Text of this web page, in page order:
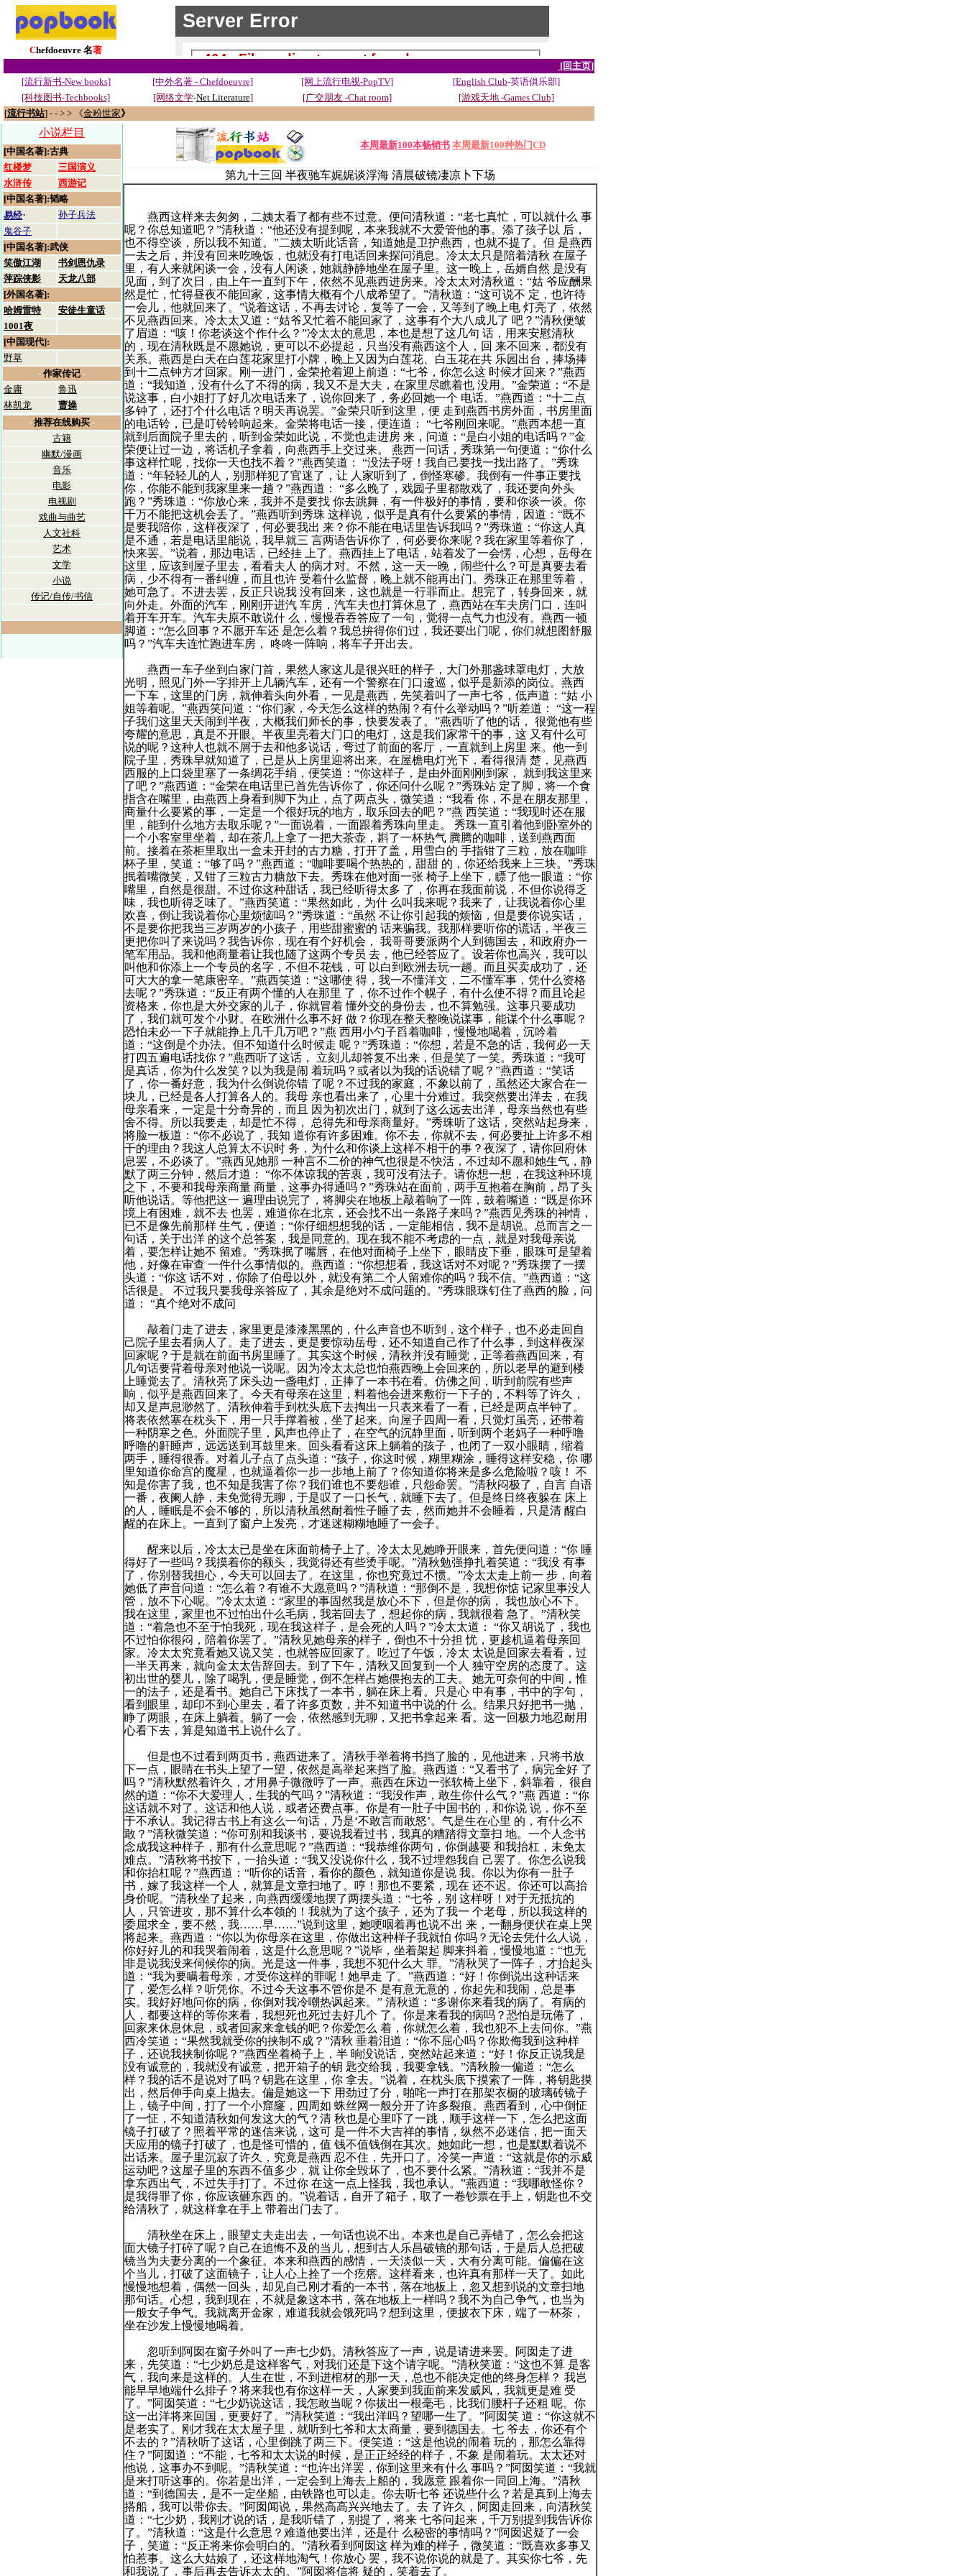
Chefdoeuvre 名著
[回主页]
[流行新书-New books]
[中外名著 - Chefdoeuvre] [网上流行电视-PopTV] [English Club-英语俱乐部]
[科技图书-Techbooks]
[网络文学-Net Literature] [广交朋友 -Chat room]
[游戏天地 -Games Club]
[流行书站] - - > > 《金粉世家》
小说栏目
[中国名著]:古典
红楼梦
三国演义
水浒传
西游记
[中国名著]:韬略
易经·
孙子兵法
鬼谷子
[中国名著]:武侠
笑傲江湖
书剑恩仇录
萍踪侠影
天龙八部
[外国名著]:
哈姆雷特
安徒生童话
1001夜
[中国现代]:
野草
- 作家传记 -
金庸
鲁迅
林凯龙
曹操
- 推荐在线购买 -
古籍
幽默/漫画
音乐
电影
电视剧
戏曲与曲艺
人文社科
艺术
文学
小说
传记/自传/书信
本周最新100本畅销书 本周最新100种热门CD
第九十三回 半夜驰车娓娓谈浮海 清晨破镜凄凉卜下场
燕西这样来去匆匆，二姨太看了都有些不过意。便问清秋道：“老七真忙，可以就什么 事
呢？你总知道吧？”清秋道：“他还没有提到呢，本来我就不大爱管他的事。添了孩子以 后，
也不得空谈，所以我不知道。”二姨太听此话音，知道她是卫护燕西，也就不提了。但 是燕西
一去之后，并没有回来吃晚饭，也就没有打电话回来探问消息。冷太太只是陪着清秋 在屋子
里，有人来就闲谈一会，没有人闲谈，她就静静地坐在屋子里。这一晚上，岳婿自然 是没有
见面，到了次日，由上午一直到下午，依然不见燕西进房来。冷太太对清秋道：“姑 爷应酬果
然是忙，忙得昼夜不能回家，这事情大概有个八成希望了。”清秋道：“这可说不 定，也许待
一会儿，他就回来了。”说着这话，不再去讨论，复等了一会，又等到了晚上电 灯亮了，依然
不见燕西回来。冷太太又道：“姑爷又忙着不能回家了，这事有个大八成儿了 吧？”清秋便皱
了眉道：“咳！你老谈这个作什么？”冷太太的意思，本也是想了这几句 话，用来安慰清秋
的，现在清秋既是不愿她说，更可以不必提起，只当没有燕西这个人，回 来不回来，都没有
关系。燕西是白天在白莲花家里打小牌，晚上又因为白莲花、白玉花在共 乐园出台，捧场捧
到十二点钟方才回家。刚一进门，金荣抢着迎上前道：“七爷，你怎么这 时候才回来？”燕西
道：“我知道，没有什么了不得的病，我又不是大夫，在家里尽瞧着也 没用。”金荣道：“不是
说这事，白小姐打了好几次电话来了，说你回来了，务必回她一个 电话。”燕西道：“十二点
多钟了，还打个什么电话？明天再说罢。”金荣只听到这里，便 走到燕西书房外面，书房里面
的电话铃，已是叮铃铃响起来。金荣将电话一接，便连道： “七爷刚回来呢。”燕西本想一直
就到后面院子里去的，听到金荣如此说，不觉也走进房 来，问道：“是白小姐的电话吗？”金
荣便让过一边，将话机子拿着，向燕西手上交过来。 燕西一问话，秀珠第一句便道：“你什么
事这样忙呢，找你一天也找不着？”燕西笑道： “没法子呀！我自己要找一找出路了。”秀珠
道：“年轻轻儿的人，别那样犯了官迷了，让 人家听到了，倒怪寒碜。我倒有一件事正要找
你，你能不能到我家里来一趟？”燕西道： “多么晚了，戏园子里都散戏了，我还要向外头
跑？”秀珠道：“你放心来，我并不是要找 你去跳舞，有一件极好的事情，要和你谈一谈。你
千万不能把这机会丢了。”燕西听到秀珠 这样说，似乎是真有什么要紧的事情，因道：“既不
是要我陪你，这样夜深了，何必要我出 来？你不能在电话里告诉我吗？”秀珠道：“你这人真
是不通，若是电话里能说，我早就三 言两语告诉你了，何必要你来呢？我在家里等着你了，
快来罢。”说着，那边电话，已经挂 上了。燕西挂上了电话，站着发了一会愣，心想，岳母在
这里，应该到屋子里去，看看夫人 的病才对。不然，这一天一晚，闹些什么？可是真要去看
病，少不得有一番纠缠，而且也许 受着什么监督，晚上就不能再出门。秀珠正在那里等着，
她可急了。不进去罢，反正只说我 没有回来，这也就是一行罪而止。想完了，转身回来，就
向外走。外面的汽车，刚刚开进汽 车房，汽车夫也打算休息了，燕西站在车夫房门口，连叫
着开车开车。汽车夫原不敢说什 么，慢慢吞吞答应了一句，觉得一点气力也没有。燕西一顿
脚道：“怎么回事？不愿开车还 是怎么着？我总拚得你们过，我还要出门呢，你们就想图舒服
吗？”汽车夫连忙跑进车房， 咚咚一阵响，将车子开出去。
燕西一车子坐到白家门首，果然人家这儿是很兴旺的样子，大门外那盏球罩电灯，大放
光明，照见门外一字排开上几辆汽车，还有一个警察在门口逡巡，似乎是新添的岗位。燕西
一下车，这里的门房，就伸着头向外看，一见是燕西，先笑着叫了一声七爷，低声道：“姑 小
姐等着呢。”燕西笑问道：“你们家，今天怎么这样的热闹？有什么举动吗？”听差道： “这一程
子我们这里天天闹到半夜，大概我们师长的事，快要发表了。”燕西听了他的话， 很觉他有些
夸耀的意思，真是不开眼。半夜里亮着大门口的电灯，这是我们家常干的事，这 又有什么可
说的呢？这种人也就不屑于去和他多说话，弯过了前面的客厅，一直就到上房里 来。他一到
院子里，秀珠早就知道了，已是从上房里迎将出来。在屋檐电灯光下，看得很清 楚，见燕西
西服的上口袋里塞了一条绸花手绢，便笑道：“你这样子，是由外面刚刚到家， 就到我这里来
了吧？”燕西道：“金荣在电话里已首先告诉你了，你还问什么呢？”秀珠站 定了脚，将一个食
指含在嘴里，由燕西上身看到脚下为止，点了两点头，微笑道：“我看 你，不是在朋友那里，
商量什么要紧的事，一定是一个很好玩的地方，取乐回去的吧？”燕 西笑道：“我现时还在服
里，能到什么地方去取乐呢？”一面说着，一面跟着秀珠向里走。 秀珠一直引着他到卧室外的
一个小客室里坐着，却在茶几上拿了一把大茶壶，斟了一杯热气 腾腾的咖啡，送到燕西面
前。接着在茶柜里取出一盒未开封的古力糖，打开了盖，用雪白的 手指钳了三粒，放在咖啡
杯子里，笑道：“够了吗？”燕西道：“咖啡要喝个热热的，甜甜 的，你还给我来上三块。”秀珠
抿着嘴微笑，又钳了三粒古力糖放下去。秀珠在他对面一张 椅子上坐下，瞟了他一眼道：“你
嘴里，自然是很甜。不过你这种甜话，我已经听得太多 了，你再在我面前说，不但你说得乏
味，我也听得乏味了。”燕西笑道：“果然如此，为什 么叫我来呢？我来了，让我说着你心里
欢喜，倒让我说着你心里烦恼吗？”秀珠道：“虽然 不让你引起我的烦恼，但是要你说实话，
不是要你把我当三岁两岁的小孩子，用些甜蜜蜜的 话来骗我。我那样要听你的谎话，半夜三
更把你叫了来说吗？我告诉你，现在有个好机会， 我哥哥要派两个人到德国去，和政府办一
笔军用品。我和他商量着让我也随了这两个专员 去，他已经答应了。设若你也高兴，我可以
叫他和你添上一个专员的名字，不但不花钱，可 以白到欧洲去玩一趟。而且买卖成功了，还
可大大的拿一笔康密辛。”燕西笑道：“这哪使 得，我一不懂洋文，二不懂军事，凭什么资格
去呢？”秀珠道：“反正有两个懂的人在那里 了，你不过作个幌子，有什么使不得？而且论起
资格来，你也是大外交家的儿子，你就冒着 懂外交的身份去，也不算勉强。这事只要成功
了，我们就可发个小财。在欧洲什么事不好 做？你现在整天整晚说谋事，能谋个什么事呢？
恐怕未必一下子就能挣上几千几万吧？”燕 西用小勺子舀着咖啡，慢慢地喝着，沉吟着
道：“这倒是个办法。但不知道什么时候走 呢？”秀珠道：“你想，若是不急的话，我何必一天
打四五遍电话找你？”燕西听了这话， 立刻儿却答复不出来，但是笑了一笑。秀珠道：“我可
是真话，你为什么发笑？以为我是闹 着玩吗？或者以为我的话说错了呢？”燕西道：“笑话
了，你一番好意，我为什么倒说你错 了呢？不过我的家庭，不象以前了，虽然还大家合在一
块儿，已经是各人打算各人的。我母 亲也看出来了，心里十分难过。我突然要出洋去，在我
母亲看来，一定是十分奇异的，而且 因为初次出门，就到了这么远去出洋，母亲当然也有些
舍不得。所以我要走，却是忙不得， 总得先和母亲商量好。”秀珠听了这话，突然站起身来，
将脸一板道：“你不必说了，我知 道你有许多困难。你不去，你就不去，何必要扯上许多不相
干的理由？我这人总算太不识时 务，为什么和你谈上这样不相干的事？夜深了，请你回府休
息罢，不必谈了。”燕西见她那 一种言不二价的神气也很是不快活，不过却不愿和她生气，静
默了两三分钟，然后才道： “你不体谅我的苦衷，我可没有法子。请你想一想，在我这种环境
之下，不要和我母亲商量 商量，这事办得通吗？”秀珠站在面前，两手互抱着在胸前，昂了头
听他说话。等他把这一 遍理由说完了，将脚尖在地板上敲着响了一阵，鼓着嘴道：“既是你环
境上有困难，就不去 也罢，难道你在北京，还会找不出一条路子来吗？”燕西见秀珠的神情，
已不是像先前那样 生气，便道：“你仔细想想我的话，一定能相信，我不是胡说。总而言之一
句话，关于出洋 的这个总答案，我是同意的。现在我不能不考虑的一点，就是对我母亲说
着，要怎样让她不 留难。”秀珠抿了嘴唇，在他对面椅子上坐下，眼睛皮下垂，眼珠可是望着
他，好像在审查 一件什么事情似的。燕西道：“你想想看，我这话对不对呢？”秀珠摆了一摆
头道：“你这 话不对，你除了伯母以外，就没有第二个人留难你的吗？我不信。”燕西道：“这
话很是。 不过我只要我母亲答应了，其余是绝对不成问题的。”秀珠眼珠钉住了燕西的脸，问
道： “真个绝对不成问
敲着门走了进去，家里更是漆漆黑黑的，什么声音也不听到，这个样子，也不必走回自
己院子里去看病人了。走了进去，更是要惊动岳母，还不知道自己作了什么事，到这样夜深
回家呢？于是就在前面书房里睡了。其实这个时候，清秋并没有睡觉，正等着燕西回来，有
几句话要背着母亲对他说一说呢。因为冷太太总也怕燕西晚上会回来的，所以老早的避到楼
上睡觉去了。清秋亮了床头边一盏电灯，正捧了一本书在看。仿佛之间，听到前院有些声
响，似乎是燕西回来了。今天有母亲在这里，料着他会进来敷衍一下子的，不料等了许久，
却又是声息渺然了。清秋伸着手到枕头底下去掏出一只表来看了一看，已经是两点半钟了。
将表依然塞在枕头下，用一只手撑着被，坐了起来。向屋子四周一看，只觉灯虽亮，还带着
一种阴寒之色。外面院子里，风声也停止了，在空气的沉静里面，听到两个老妈子一种呼噜
呼噜的鼾睡声，远远送到耳鼓里来。回头看看这床上躺着的孩子，也闭了一双小眼睛，缩着
两手，睡得很香。对着儿子点了点头道：“孩子，你这时候，糊里糊涂，睡得这样安稳，你 哪
里知道你命宫的魔星，也就逼着你一步一步地上前了？你知道你将来是多么危险啦？咳！ 不
知是你害了我，也不知是我害了你？我们谁也不要怨谁，只怨命罢。”清秋闷极了，自言 自语
一番，夜阑人静，未免觉得无聊，于是叹了一口长气，就睡下去了。但是终日终夜躲在 床上
的人，睡眠是不会不够的，所以清秋虽然耐着性子睡了去，然而她并不会睡着，只是清 醒白
醒的在床上。一直到了窗户上发亮，才迷迷糊糊地睡了一会子。
醒来以后，冷太太已是坐在床面前椅子上了。冷太太见她睁开眼来，首先便问道：“你 睡
得好了一些吗？我摸着你的额头，我觉得还有些烫手呢。”清秋勉强挣扎着笑道：“我没 有事
了，你别替我担心，今天可以回去了。在这里，你也究竟过不惯。”冷太太走上前一 步，向着
她低了声音问道：“怎么着？有谁不大愿意吗？”清秋道：“那倒不是，我想你惦 记家里事没人
管，放不下心呢。”冷太太道：“家里的事固然我是放心不下，但是你的病， 我也放心不下。
我在这里，家里也不过怕出什么毛病，我若回去了，想起你的病，我就很着 急了。”清秋笑
道：“着急也不至于怕我死，现在我这样子，是会死的人吗？”冷太太道： “你又胡说了，我也
不过怕你很闷，陪着你罢了。”清秋见她母亲的样子，倒也不十分担 忧，更趁机逼着母亲回
家。冷太太究竟看她又说又笑，也就答应回家了。吃过了午饭，冷太 太说是回家去看看，过
一半天再来，就向金太太告辞回去。到了下午，清秋又回复到一个人 独守空房的态度了。这
初出世的婴儿，除了喝乳，便是睡觉，倒不怎样占她偎抱去的工夫。 她无可奈何的中间，惟
一的法子，还是看书。她自己下床找了一本书，躺在床上看。只是心 中有事，书中的字句，
看到眼里，却印不到心里去，看了许多页数，并不知道书中说的什 么。结果只好把书一抛，
睁了两眼，在床上躺着。躺了一会，依然感到无聊，又把书拿起来 看。这一回极力地忍耐用
心看下去，算是知道书上说什么了。
但是也不过看到两页书，燕西进来了。清秋手举着将书挡了脸的，见他进来，只将书放
下一点，眼睛在书头上望了一望，依然是高举起来挡了脸。燕西道：“又看书了，病完全好 了
吗？”清秋默然着许久，才用鼻子微微哼了一声。燕西在床边一张软椅上坐下，斜靠着， 很自
然的道：“你不大爱理人，生我的气吗？”清秋道：“我没作声，敢生你什么气？”燕 西道：“你
这话就不对了。这话和他人说，或者还费点事。你是有一肚子中国书的，和你说 说，你不至
于不承认。我记得古书上有这么一句话，乃是‘不敢言而敢怒’。气是生在心里 的，有什么不
敢？”清秋微笑道：“你可别和我谈书，要说我看过书，我真的糟踏得文章扫 地。一个人念书
念成我这种样子，那有什么意思呢？”燕西道：“我恭维你两句，你倒越要 和我抬杠，未免太
难点。”清秋将书按下，一抬头道：“我又没说你什么，我不过埋怨我自 己罢了。你怎么说我
和你抬杠呢？”燕西道：“听你的话音，看你的颜色，就知道你是说 我。你以为你有一肚子
书，嫁了我这样一个人，就算是文章扫地了。哼！那也不要紧，现在 还不迟。你还可以高抬
身价呢。”清秋坐了起来，向燕西缓缓地摆了两摆头道：“七爷，别 这样呀！对于无抵抗的
人，只管进攻，那不算什么本领的！我就为了这个孩子，还为了我一 个老母，所以我这样的
委屈求全，要不然，我……早……”说到这里，她哽咽着再也说不出 来，一翻身便伏在桌上哭
将起来。燕西道：“你以为你母亲在这里，你做出这种样子我就怕 你吗？无论去凭什么人说，
你好好儿的和我哭着闹着，这是什么意思呢？”说毕，坐着架起 脚来抖着，慢慢地道：“也无
非是说我没来伺候你的病。光是这一件事，我想不犯什么大 罪。”清秋哭了一阵子，才抬起头
道：“我为要瞒着母亲，才受你这样的罪呢！她早走 了。”燕西道：“好！你倒说出这种话来
了，爱怎么样？听凭你。不过今天这事不管你是不 是有意无意的，你起先和我闹，总是事
实。我好好地问你的病，你倒对我冷嘲热讽起来。” 清秋道：“多谢你来看我的病了。有病的
人，都要这样的等你来看，我想死也死过去好几个 了。你是来看我的病吗？恐怕是玩倦了，
回家来休息休息，或者回家来拿钱的吧？你爱怎么 着，你就怎么着，我也犯不上去问你。”燕
西冷笑道：“果然我就受你的挟制不成？”清秋 垂着泪道：“你不屈心吗？你欺侮我到这种样
子，还说我挟制你呢？”燕西坐着椅子上，半 晌没说话，突然站起来道：“好！你反正说我是
没有诚意的，我就没有诚意，把开箱子的钥 匙交给我，我要拿钱。”清秋脸一偏道：“怎么
样？我的话不是说对了吗？钥匙在这里，你 拿去。”说着，在枕头底下摸索了一阵，将钥匙摸
出，然后伸手向桌上抛去。偏是她这一下 用劲过了分，啪咤一声打在那架衣橱的玻璃砖镜子
上，镜子中间，打了一个小窟窿，四周如 蛛丝网一般分开了许多裂痕。燕西看到，心中倒怔
了一怔，不知道清秋如何发这大的气？清 秋也是心里吓了一跳，顺手这样一下，怎么把这面
镜子打破了？照着平常的迷信来说，这可 是一件不大吉祥的事情，纵然不必迷信，把一面天
天应用的镜子打破了，也是怪可惜的，值 钱不值钱倒在其次。她如此一想，也是默默着说不
出话来。屋子里沉寂了许久，究竟是燕西 忍不住，先开口了。冷笑一声道：“这就是你的示威
运动吧？这屋子里的东西不值多少，就 让你全毁坏了，也不要什么紧。”清秋道：“我并不是
拿东西出气，不过失手打了。不过你 在这一点上怪我，我也承认。”燕西道：“我哪敢怪你？
是我得罪了你，你应该砸东西 的。”说着话，自开了箱子，取了一卷钞票在手上，钥匙也不交
给清秋了，就这样拿在手上 带着出门去了。
清秋坐在床上，眼望丈夫走出去，一句话也说不出。本来也是自己弄错了，怎么会把这
面大镜子打碎了呢？自己在追悔不及的当儿，想到古人乐昌破镜的那句话，于是后人总把破
镜当为夫妻分离的一个象征。本来和燕西的感情，一天淡似一天，大有分离可能。偏偏在这
个当儿，打破了这面镜子，让人心上拴了一个疙瘩。这样看来，也许真有那样一天了。如此
慢慢地想着，偶然一回头，却见自己刚才看的一本书，落在地板上，忽又想到说的文章扫地
那句话。心想，我到现在，不就是象这本书，落在地板上一样吗？我不为自己争气，也当为
一般女子争气。我就离开金家，难道我就会饿死吗？想到这里，便披衣下床，端了一杯茶，
坐在沙发上慢慢地喝着。
忽听到阿囡在窗子外叫了一声七少奶。清秋答应了一声，说是请进来罢。阿囡走了进
来，先笑道：“七少奶总是这样客气，对我们还是下这个请字呢。”清秋笑道：“这也不算 是客
气，我向来是这样的。人生在世，不到进棺材的那一天，总也不能决定他的终身怎样？ 我岂
能早早地端什么排子？将来我也有你这样一天，人家要到我面前来发威风，我就更是难 受
了。”阿囡笑道：“七少奶说这话，我怎敢当呢？你拔出一根毫毛，比我们腰杆子还粗 呢。你
这一出洋将来回国，更要好了。”清秋笑道：“我出洋吗？望哪一生了。”阿囡笑 道：“你这就不
是老实了。刚才我在太太屋子里，就听到七爷和太太商量，要到德国去。七 爷去，你还有个
不去的？”清秋听了这话，心里倒跳了两三下。便笑道：“这是他说的闹着 玩的，那怎么靠得
住？”阿囡道：“不能，七爷和太太说的时候，是正正经经的样子，不象 是闹着玩。太太还对
他说，这事办不到呢。”清秋笑道：“也许出洋罢，你到这里来有什么 事吗？”阿囡笑道：“我就
是来打听这事的。你若是出洋，一定会到上海去上船的，我愿意 跟着你一同回上海。”清秋
道：“到德国去，是不一定坐船，由铁路也可以走。你去听七爷 还说些什么？若是真到上海去
搭船，我可以带你去。”阿囡闻说，果然高高兴兴地去了。去 了许久，阿囡走回来，向清秋笑
道：“七少奶，我刚才说的话，是我听错了，别提了，将来 七爷问起来，千万别提到我告诉你
了。”清秋道：“这是什么意思？难道他要出洋，还是什 么秘密的事情吗？”阿囡迟疑了一会
子，笑道：“反正将来你会明白的。”清秋看到阿囡这 样为难的样子，微笑道：“既喜欢多事又
怕惹事。这么大姑娘了，还这样地淘气！你放心 罢，我不说你说的就是了。其实你七爷，先
和我说了，事后再去告诉太太的。”阿囡将信将 疑的，笑着去了。